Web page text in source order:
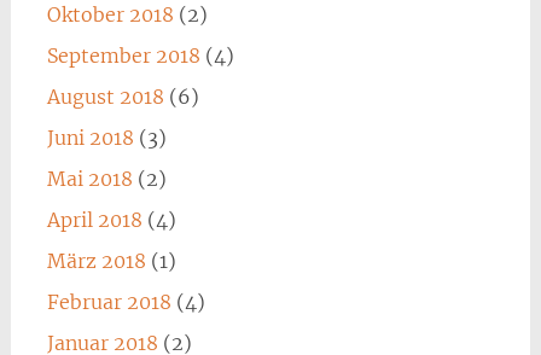
Oktober 2018 (2)
September 2018 (4)
August 2018 (6)
Juni 2018 (3)
Mai 2018 (2)
April 2018 (4)
März 2018 (1)
Februar 2018 (4)
Januar 2018 (2)